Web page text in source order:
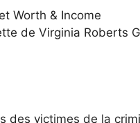
Worth & Income
de Virginia Roberts
des victimes de la